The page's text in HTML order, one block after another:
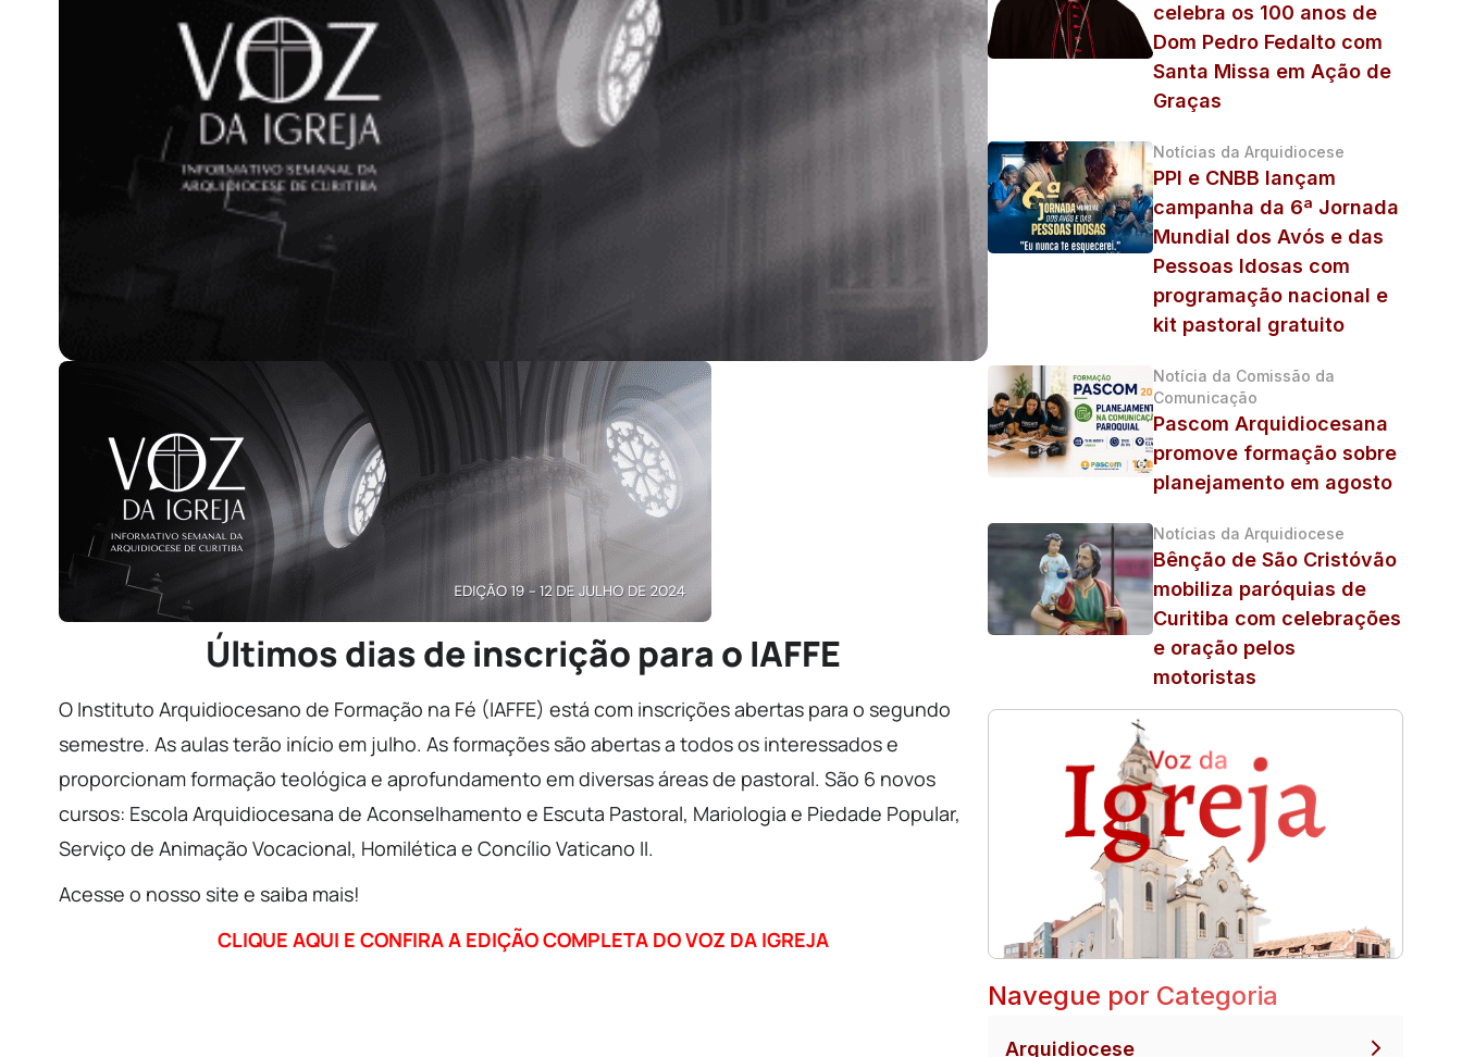
Últimos dias de inscrição para o IAFFE
O Instituto Arquidiocesano de Formação na Fé (IAFFE) está com inscrições abertas para o segundo
semestre. As aulas terão início em julho. As formações são abertas a todos os interessados e
proporcionam formação teológica e aprofundamento em diversas áreas de pastoral. São 6 novos
cursos: Escola Arquidiocesana de Aconselhamento e Escuta Pastoral, Mariologia e Piedade Popular,
Serviço de Animação Vocacional, Homilética e Concílio Vaticano II.
Acesse o nosso site e saiba mais!
CLIQUE AQUI E CONFIRA A EDIÇÃO COMPLETA DO VOZ DA IGREJA
celebra os 100 anos de
Dom Pedro Fedalto com
Santa Missa em Ação de
Graças
Notícias da Arquidiocese
PPI e CNBB lançam
campanha da 6ª Jornada
Mundial dos Avós e das
Pessoas Idosas com
programação nacional e
kit pastoral gratuito
Notícia da Comissão da
Comunicação
Pascom Arquidiocesana
promove formação sobre
planejamento em agosto
Notícias da Arquidiocese
Bênção de São Cristóvão
mobiliza paróquias de
Curitiba com celebrações
e oração pelos
motoristas
Navegue por Categoria
Arquidiocese